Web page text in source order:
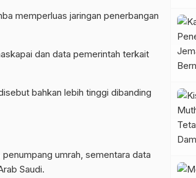
memperluas jaringan penerbangan
dan data pemerintah terkait
bahkan lebih tinggi dibanding
umrah, sementara data
Saudi.